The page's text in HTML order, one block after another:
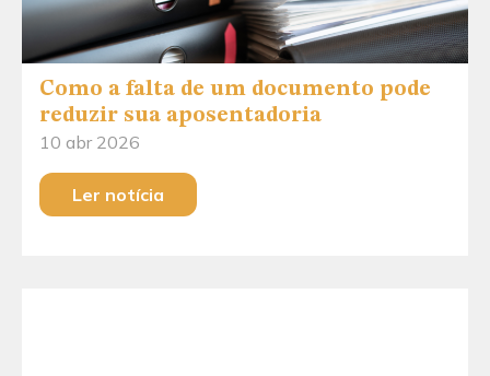
Como a falta de um documento pode
reduzir sua aposentadoria
10 abr 2026
Ler notícia